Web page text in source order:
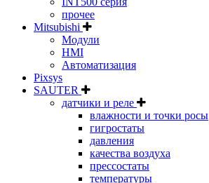
прочее
Mitsubishi
Модули
HMI
Автоматизация
Pixsys
SAUTER
датчики и реле
влажности и точки росы
гигростаты
давления
качества воздуха
прессостаты
температуры